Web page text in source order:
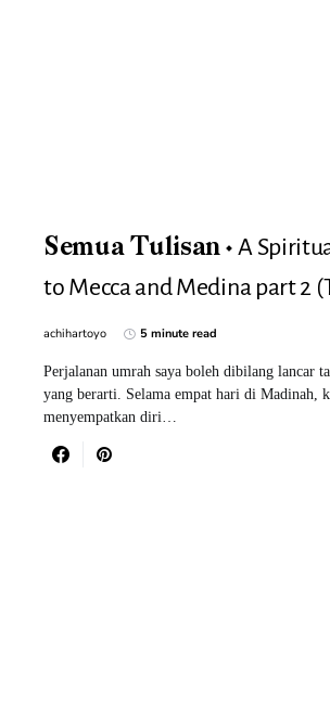
Semua Tulisan
A
to Mecca and Medina part 2
achihartoyo 5 minute read
Perjalanan umrah saya boleh dibilang lancar
yang berarti. Selama empat hari di Madinah,
menyempatkan diri…